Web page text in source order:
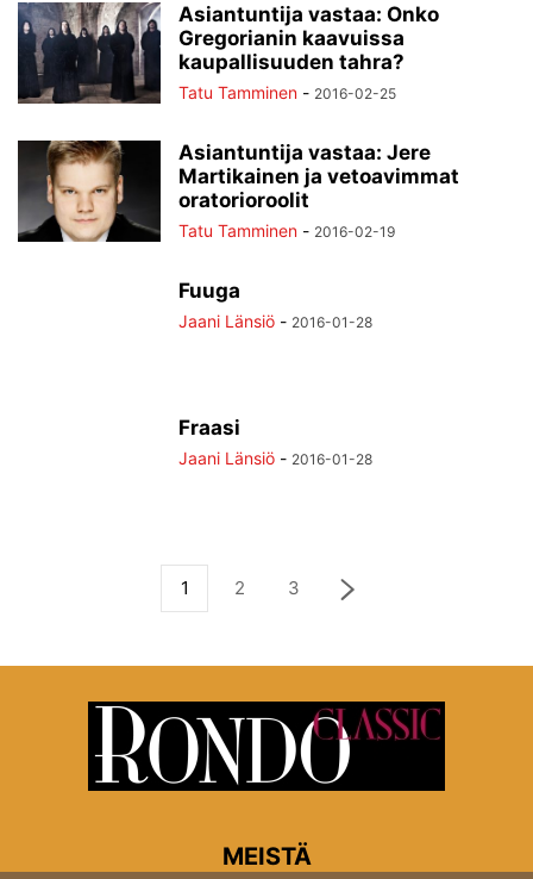
Asiantuntija vastaa: Onko
Gregorianin kaavuissa
kaupallisuuden tahra?
Tatu Tamminen - 2016-02-25
Asiantuntija vastaa: Jere
Martikainen ja vetoavimmat
oratorioroolit
Tatu Tamminen - 2016-02-19
Fuuga
Jaani Länsiö - 2016-01-28
Fraasi
Jaani Länsiö - 2016-01-28
1 2 3
MEISTÄ